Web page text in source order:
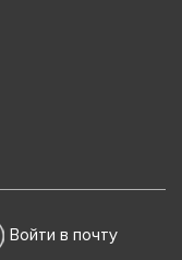
Войти в почту